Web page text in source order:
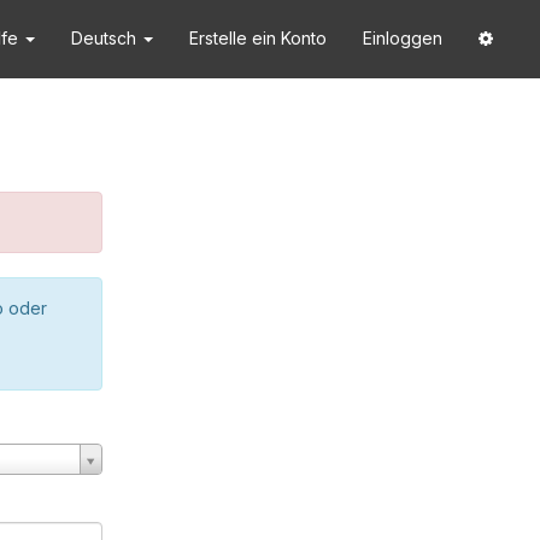
Deutsch Erstelle ein Konto Einloggen
oder